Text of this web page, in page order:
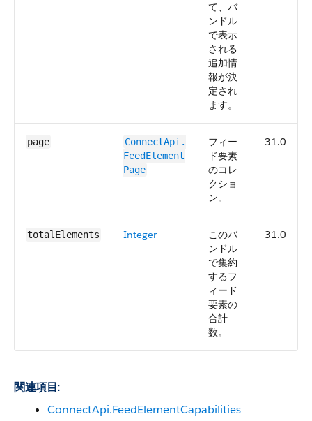
て、バ
ンドル
で表示
される
追加情
報が決
定され
ます。
page
ConnectApi.​
FeedElement​
Page
フィー
ド要素
のコレ
クショ
ン。
31.0
totalElements Integer
このバ
ンドル
で集約
するフ
ィード
要素の
合計
数。
31.0
関連項目:
ConnectApi.FeedElementCapabilities